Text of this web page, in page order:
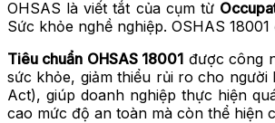
OHSAS là viết tắt của cụm từ
Sức khỏe nghề nghiệp. OSHAS
Tiêu chuẩn OHSAS 18001 được công
sức khỏe, giảm thiểu rủi ro cho
Act), giúp doanh nghiệp thực hiện
cao mức độ an toàn mà còn thể hiện